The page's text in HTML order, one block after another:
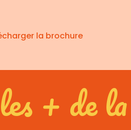
la brochure
les + de